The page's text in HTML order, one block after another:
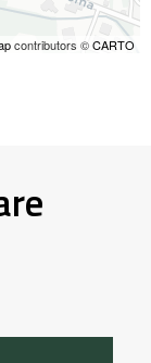
contributors ©CARTO